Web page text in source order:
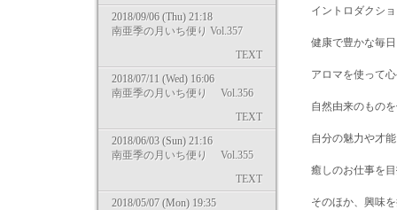
2018/09/06 (Thu) 21:18
南亜季の月いち便り Vol.357
TEXT
2018/07/11 (Wed) 16:06
南亜季の月いち便り Vol.356
TEXT
2018/06/03 (Sun) 21:16
南亜季の月いち便り Vol.355
TEXT
2018/05/07 (Mon) 19:35
イントロダクショ
健康で豊かな毎
アロマを使って
自然由来のものを
自分の魅力や才
癒しのお仕事を
そのほか、興味を